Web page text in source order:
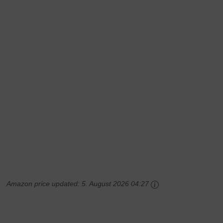
Amazon price updated: 5. August 2026 04:27